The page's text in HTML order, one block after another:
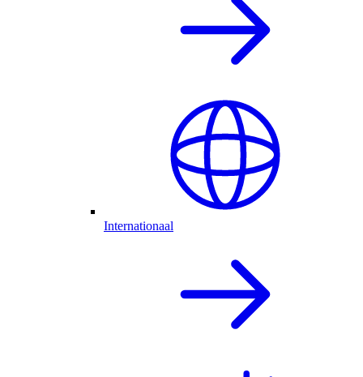
Internationaal